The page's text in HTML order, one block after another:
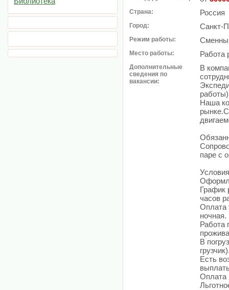
Страна: Россия
Город: Санкт-
Режим работы:
Место работы: Работа
Дополнительные
сведения по
вакансии:
В
Наша
паре с
График
часов
Оплата
ночная.
Работа
В
Есть
Оплата